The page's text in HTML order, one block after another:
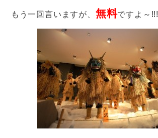
もう一回言いますが、 無料ですよ～!!!